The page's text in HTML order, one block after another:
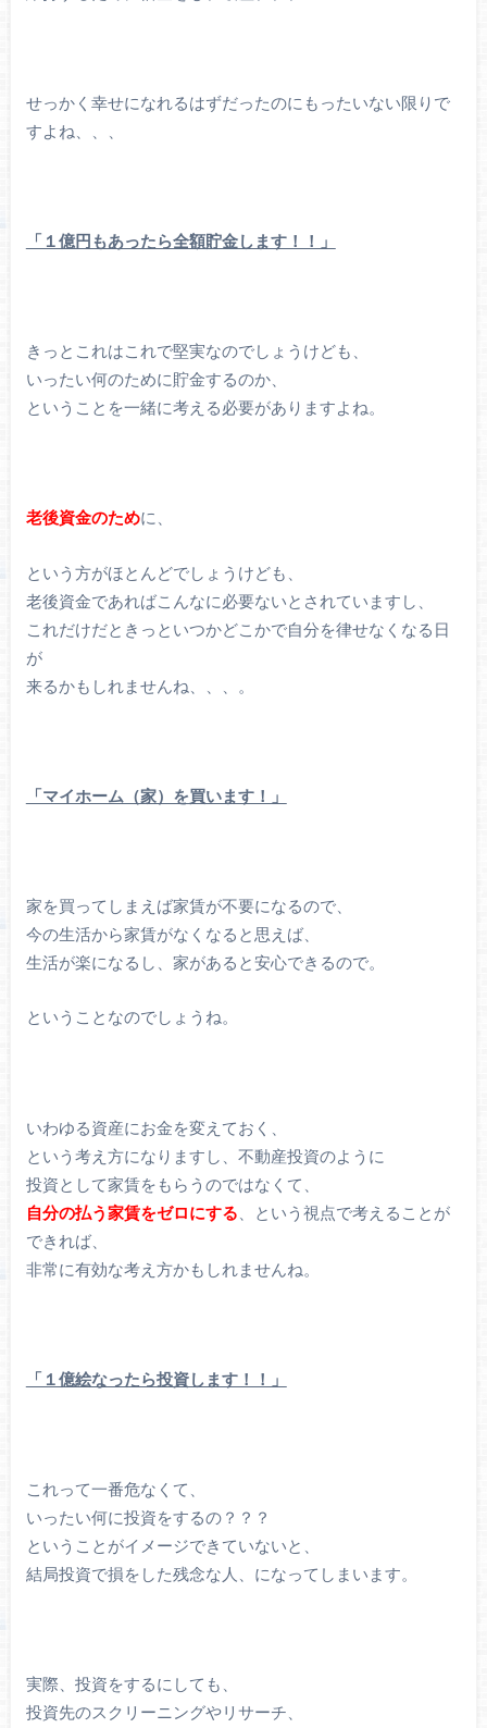
せっかく幸せになれるはずだったのにもったいない限りで
すよね、、、
「１億円もあったら全額貯金します！！」
きっとこれはこれで堅実なのでしょうけども、
いったい何のために貯金するのか、
ということを一緒に考える必要がありますよね。
老後資金のために、
という方がほとんどでしょうけども、
老後資金であればこんなに必要ないとされていますし、
これだけだときっといつかどこかで自分を律せなくなる日
が
来るかもしれませんね、、、。
「マイホーム（家）を買います！」
家を買ってしまえば家賃が不要になるので、
今の生活から家賃がなくなると思えば、
生活が楽になるし、家があると安心できるので。
ということなのでしょうね。
いわゆる資産にお金を変えておく、
という考え方になりますし、不動産投資のように
投資として家賃をもらうのではなくて、
自分の払う家賃をゼロにする 、という視点で考えることが
できれば、
非常に有効な考え方かもしれませんね。
「１億絵なったら投資します！！」
これって一番危なくて、
いったい何に投資をするの？？？
ということがイメージできていないと、
結局投資で損をした残念な人、になってしまいます。
実際、投資をするにしても、
投資先のスクリーニングやリサーチ、